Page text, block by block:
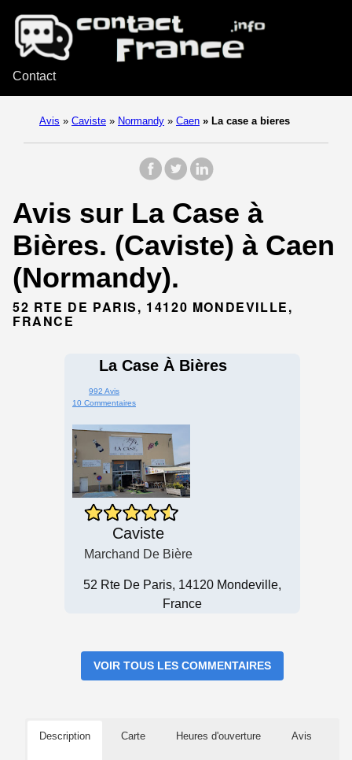
Contact
Avis » Caviste » Normandy » Caen » La case a bieres
Avis sur La Case à
Bières. (Caviste) à Caen
(Normandy).
52 RTE DE PARIS, 14120 MONDEVILLE,
FRANCE
La Case À Bières
992 Avis
10 Commentaires
Caviste
Marchand De Bière
52 Rte De Paris, 14120 Mondeville,
France
VOIR TOUS LES COMMENTAIRES
Description Carte Heures d'ouverture Avis